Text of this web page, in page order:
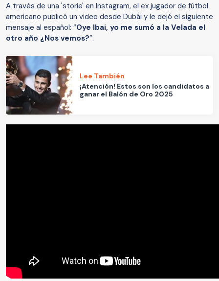
A través de una 'storie' en Instagram, el ex jugador de fútbol
americano publicó un video desde Dubái y le dejó el siguiente
mensaje al español: “Oye Ibai, yo me sumó a la Velada el
otro año ¿Nos vemos?”.
Lee También
¡Atención! Estos son los candidatos a
ganar el Balón de Oro 2025